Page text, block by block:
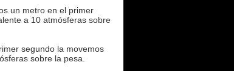
un metro en el primer
a 10 atmósferas sobre
segundo la movemos
sobre la pesa.